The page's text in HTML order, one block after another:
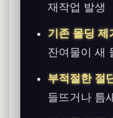
재작업 발생
기존 몰딩 제
잔여물이 새
부적절한 절
들뜨거나 틈